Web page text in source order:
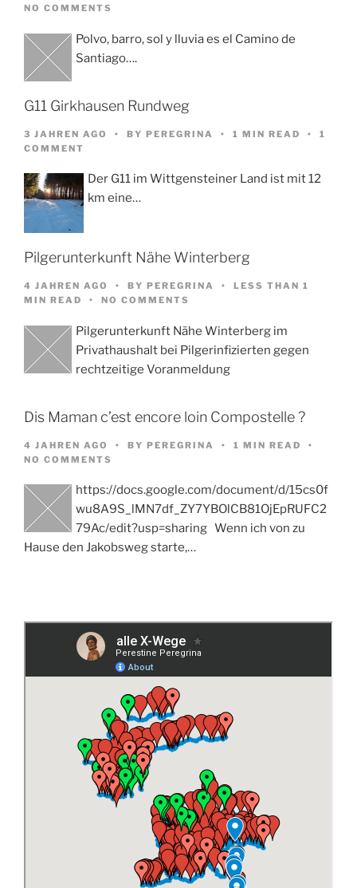
NO COMMENTS
Polvo, barro, sol y lluvia es el Camino de
Santiago….
G11 Girkhausen Rundweg
3 JAHREN AGO BY PEREGRINA 1 MIN READ
1
COMMENT
Der G11 im Wittgensteiner Land ist mit 12
km eine…
Pilgerunterkunft Nähe Winterberg
4 JAHREN AGO BY PEREGRINA
LESS THAN 1
MIN READ
NO COMMENTS
Pilgerunterkunft Nähe Winterberg im
Privathaushalt bei Pilgerinfizierten gegen
rechtzeitige Voranmeldung
Dis Maman c’est encore loin Compostelle ?
4 JAHREN AGO BY PEREGRINA
1 MIN READ
NO COMMENTS
https://docs.google.com/document/d/15cs0f
wu8A9S_lMN7df_ZY7YBOlCB81OjEpRUFC2
79Ac/edit?usp=sharing Wenn ich von zu
Hause den Jakobsweg starte,…